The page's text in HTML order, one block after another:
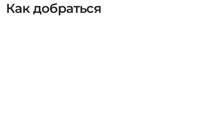
Как добраться